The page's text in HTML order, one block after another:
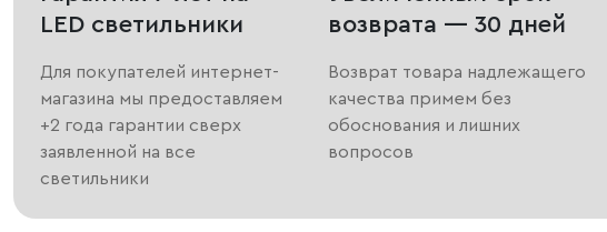
LED светильники
Для покупателей интернет-
магазина мы предоставляем
+2 года гарантии сверх
заявленной на все
светильники
возврата — 30 дней
Возврат товара надлежащего
качества примем без
обоснования и лишних
вопросов